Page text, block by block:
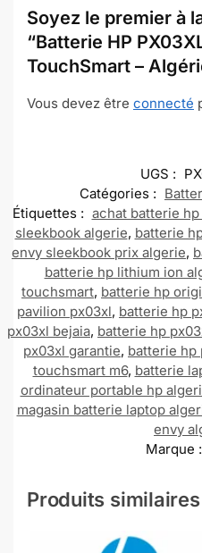
Soyez le premier à
“Batterie HP
TouchSmart –
Vous devez être connecté
UGS :
Catégories :
Étiquettes : achat batterie
sleekbook algerie, batterie
envy sleekbook prix algerie,
batterie hp lithium ion
touchsmart, batterie hp
pavilion px03xl, batterie hp
px03xl bejaia, batterie hp
px03xl garantie, batterie hp
touchsmart m6, batterie
ordinateur portable hp
magasin batterie laptop
envy
Marque :
Produits similaires